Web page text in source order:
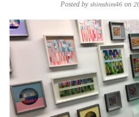
Posted by shimshim46on